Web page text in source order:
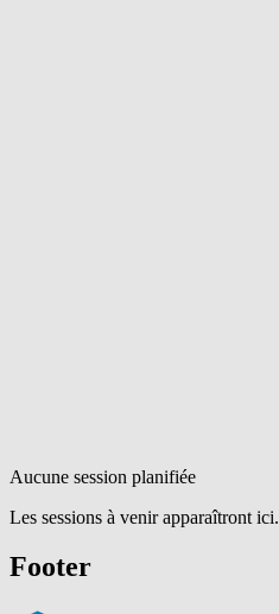
Aucune session planifiée
Les sessions à venir apparaîtront ici.
Footer